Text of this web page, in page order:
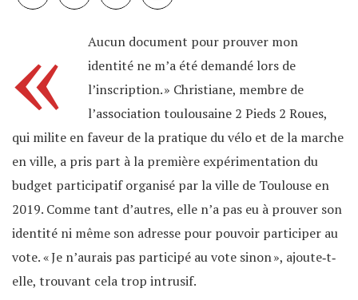
«
Aucun document pour prouver mon
identité ne m’a été demandé lors de
l’inscription. » Christiane, membre de
l’association toulousaine 2 Pieds 2 Roues,
qui milite en faveur de la pratique du vélo et de la marche
en ville, a pris part à la première expérimentation du
budget participatif organisé par la ville de Toulouse en
2019. Comme tant d’autres, elle n’a pas eu à prouver son
identité ni même son adresse pour pouvoir participer au
vote. « Je n’aurais pas participé au vote sinon », ajoute‐t‐
elle, trouvant cela trop intrusif.